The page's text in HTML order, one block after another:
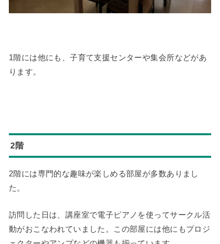
1階には他にも、子育て支援センターや集会所などがあ
ります。
2階
2階には専門的な趣味が楽しめる部屋が多数ありまし
た。
訪問した日は、講座室で電子ピアノを使ってサークル活
動がおこなわれていました。この部屋には他にもプロジ